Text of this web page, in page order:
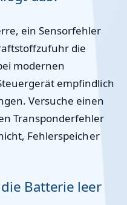
ein Sensorfehler
die
modernen
empfindlich
Versuche einen
Transponderfehler
Fehlerspeicher
Batterie leer